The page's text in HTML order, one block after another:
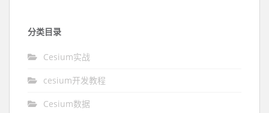
分类目录
Cesium实战
cesium开发教程
Cesium数据